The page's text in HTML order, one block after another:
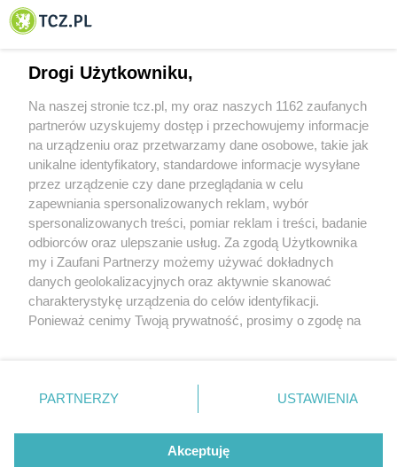
© 2001-2026 Tczew - TCZ.PL Sp. z o.o. Internetowy Serwis Informacyjny Miasta
O FIRMIE POLITYKA PRYWATNOŚCI HOSTING
REKLAMA WSPÓŁPRACA RSS FACEBOOK KONTAKT
Nasze serwisy
Aktualności
Tcz24
Historia miasta
Muzyka i kultura
Archiwum wydarzeń
Zdjęcia miasta
Drogi Użytkowniku,
Na naszej stronie tcz.pl, my oraz naszych 1162 zaufanych
partnerów uzyskujemy dostęp i przechowujemy informacje
na urządzeniu oraz przetwarzamy dane osobowe, takie jak
unikalne identyfikatory, standardowe informacje wysyłane
przez urządzenie czy dane przeglądania w celu
zapewniania spersonalizowanych reklam, wybór
spersonalizowanych treści, pomiar reklam i treści, badanie
odbiorców oraz ulepszanie usług. Za zgodą Użytkownika
my i Zaufani Partnerzy możemy używać dokładnych
danych geolokalizacyjnych oraz aktywnie skanować
charakterystykę urządzenia do celów identyfikacji.
Ponieważ cenimy Twoją prywatność, prosimy o zgodę na
znajdujący się w lewym dolnym rogu strony
. Niektóre
przetwarzaniu. Preferencje będą miały zastosowania tylko
PARTNERZY USTAWIENIA
Akceptuję